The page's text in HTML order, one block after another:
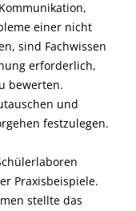
einer nicht
sind Fachwissen
erforderlich,
bewerten.
und
festzulegen.
Praxisbeispiele.
stellte das